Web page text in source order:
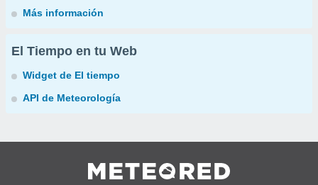
Más información
El Tiempo en tu Web
Widget de El tiempo
API de Meteorología